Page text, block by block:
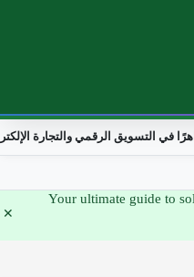
التسويق الرقمي والتجارة